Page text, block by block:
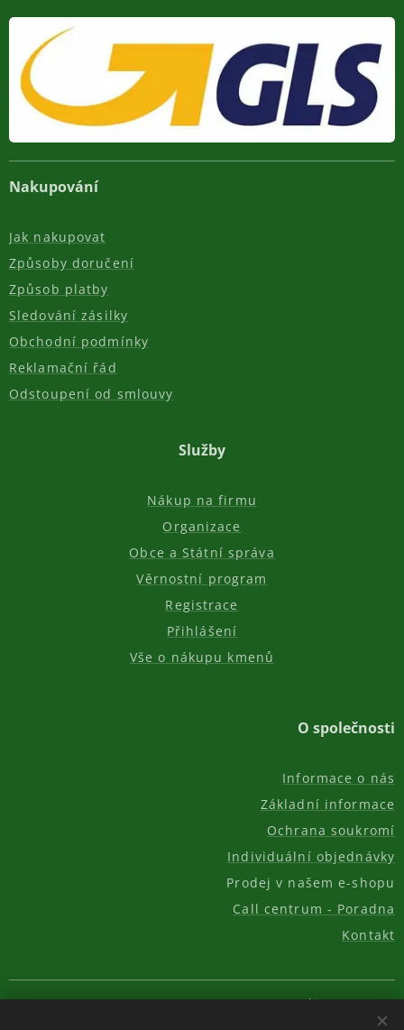
Nakupování
Jak nakupovat
Způsoby doručení
Způsob platby
Sledování zásilky
Obchodní podmínky
Reklamační řád
Odstoupení od smlouvy
Služby
Nákup na firmu
Organizace
Obce a Státní správa
Věrnostní program
Registrace
Přihlášení
Vše o nákupu kmenů
O společnosti
Informace o nás
Základní informace
Ochrana soukromí
Individuální objednávky
Prodej v našem e-shopu
Call centrum - Poradna
Kontakt
© 2011-2026, AKC REAL GROUP s.r.o. Cookies